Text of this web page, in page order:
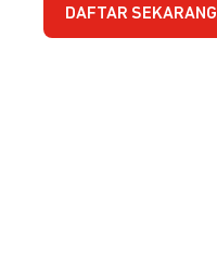
DAFTAR SEKARANG